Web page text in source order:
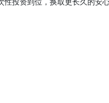
性投资到位，换取更长久的安